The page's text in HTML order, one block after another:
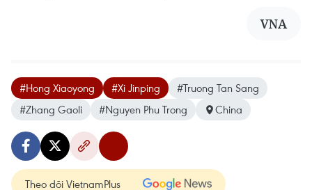
VNA
#Hong Xiaoyong #Xi Jinping
#Truong Tan Sang
#Zhang Gaoli
#Nguyen Phu Trong China
Theo dõi VietnamPlus